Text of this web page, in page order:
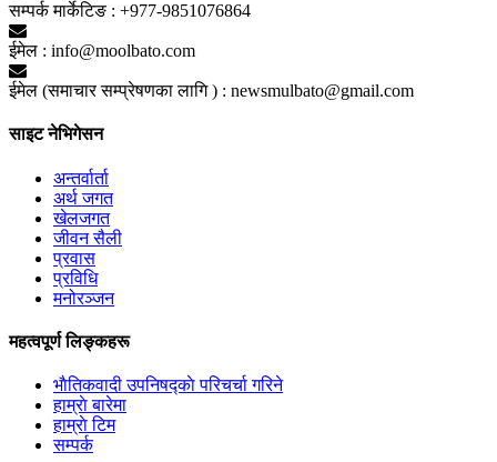
सम्पर्क मार्केटिङ : +977-9851076864
ईमेल : info@moolbato.com
ईमेल (समाचार सम्प्रेषणका लागि ) : newsmulbato@gmail.com
साइट नेभिगेसन
अन्तर्वार्ता
अर्थ जगत
खेलजगत
जीवन सैली
प्रवास
प्रविधि
मनोरञ्जन
महत्वपूर्ण लिङ्कहरू
भाैतिकवादी उपनिषद्काे परिचर्चा गरिने
हाम्राे बारेमा
हाम्राे टिम
सम्पर्क